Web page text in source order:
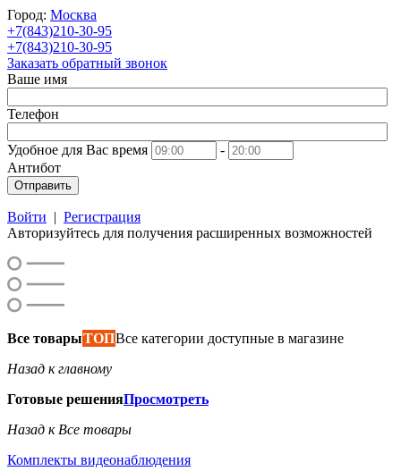
Город: Москва
+7(843)210-30-95
+7(843)210-30-95
Заказать обратный звонок
Ваше имя
Телефон
Удобное для Вас время
-
Антибот
Отправить
Войти | Регистрация
Авторизуйтесь для получения расширенных возможностей
Все товарыТОПВсе категории доступные в магазине
Назад к главному
Готовые решенияПросмотреть
Назад к Все товары
Комплекты видеонаблюдения